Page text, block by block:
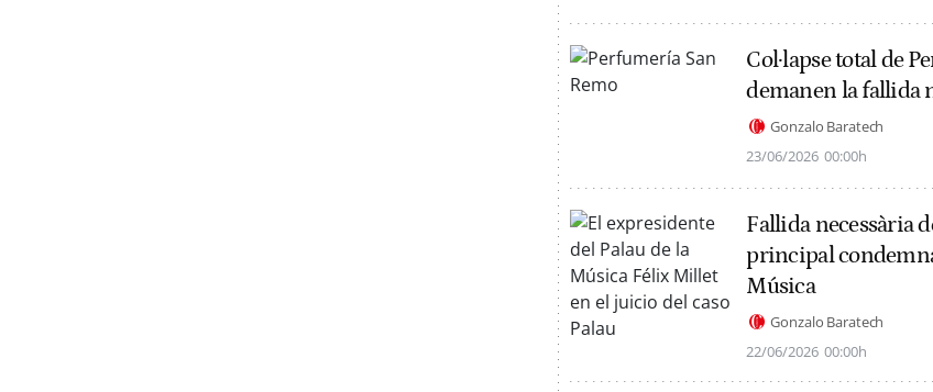
Col·lapse total de
demanen la fallida
Gonzalo Baratech
23/06/2026 00:00h
Fallida necessària
principal
Música
Gonzalo Baratech
22/06/2026 00:00h